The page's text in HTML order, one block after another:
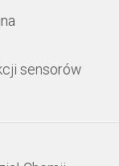
sensorów